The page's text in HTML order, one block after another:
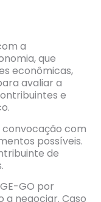
a
que
econômicas,
avaliar a
e
convocação com
possíveis.
de
GO por
a negociar. Caso